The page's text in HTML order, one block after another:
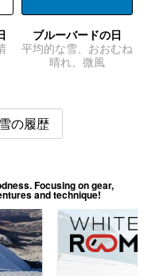
ブルーバードの日
平均的な雪、おおむね
晴れ、微風
の履歴